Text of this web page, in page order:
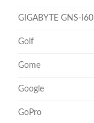
GIGABYTE GNS-I60
Golf
Gome
Google
GoPro